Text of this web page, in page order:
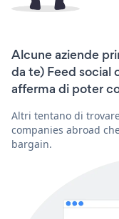
Alcune aziende
da te) Feed social
afferma di poter
Altri tentano di
companies abroad
bargain.